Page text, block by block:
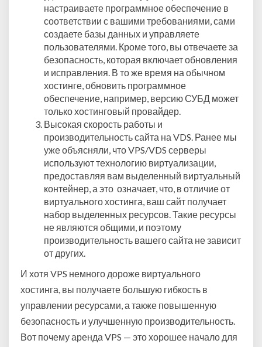
настраиваете программное обеспечение в
соответствии с вашими требованиями, сами
создаете базы данных и управляете
пользователями. Кроме того, вы отвечаете за
безопасность, которая включает обновления
и исправления. В то же время на обычном
хостинге, обновить программное
обеспечение, например, версию СУБД может
только хостинговый провайдер.
Высокая скорость работы и
производительность сайта на VDS. Ранее мы
уже объясняли, что VPS/VDS серверы
используют технологию виртуализации,
предоставляя вам выделенный виртуальный
контейнер, а это означает, что, в отличие от
виртуального хостинга, ваш сайт получает
набор выделенных ресурсов. Такие ресурсы
не являются общими, и поэтому
производительность вашего сайта не зависит
от других.
И хотя VPS немного дороже виртуального
хостинга, вы получаете большую гибкость в
управлении ресурсами, а также повышенную
безопасность и улучшенную производительность.
Вот почему аренда VPS — это хорошее начало для